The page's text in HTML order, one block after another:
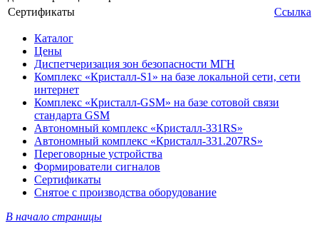
Сертификаты
Ссылка
Каталог
Цены
Диспетчеризация зон безопасности МГН
Комплекс «Кристалл-S1» на базе локальной сети, сети
интернет
Комплекс «Кристалл-GSM» на базе сотовой связи
стандарта GSM
Автономный комплекс «Кристалл-331RS»
Автономный комплекс «Кристалл-331.207RS»
Переговорные устройства
Формирователи сигналов
Сертификаты
Снятое с производства оборудование
В начало страницы